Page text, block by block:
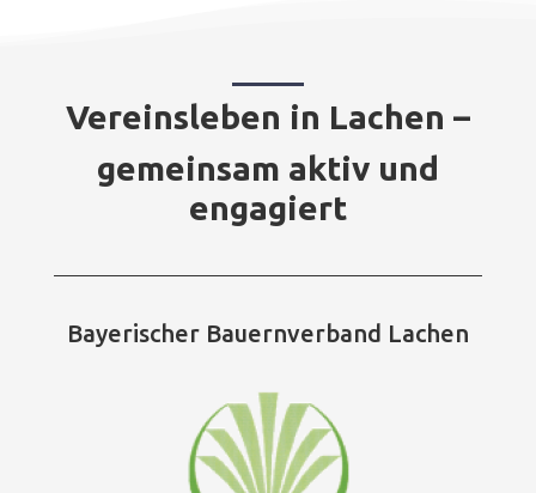
Vereinsleben in Lachen –
gemeinsam aktiv und
engagiert
Bayerischer Bauernverband Lachen